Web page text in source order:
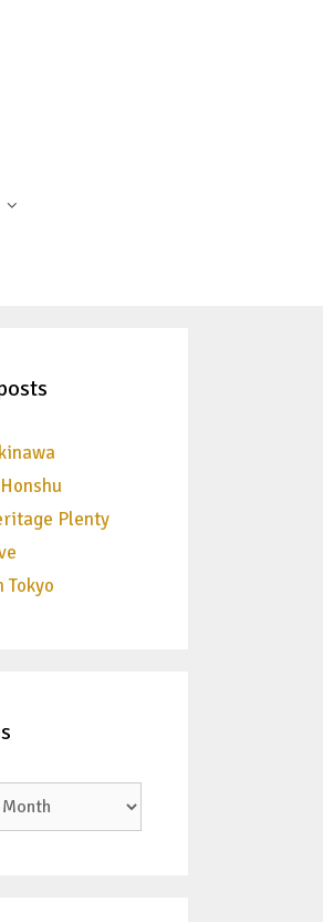
Plenty